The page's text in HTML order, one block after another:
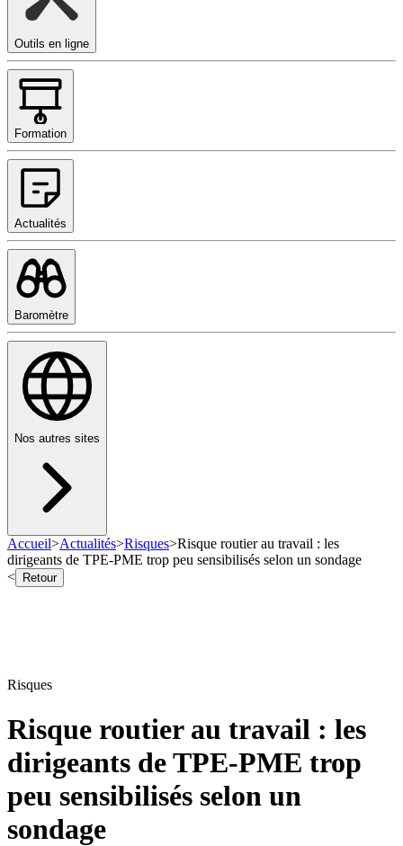
Outils en ligne
Formation
Actualités
Baromètre
Nos autres sites
Accueil>Actualités>Risques>Risque routier au travail : les
dirigeants de TPE-PME trop peu sensibilisés selon un sondage
<
Retour
Risques
Risque routier au travail : les
dirigeants de TPE-PME trop
peu sensibilisés selon un
sondage